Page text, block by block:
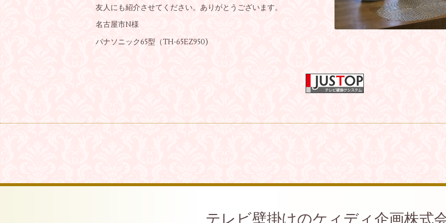
友人にも紹介させてください。ありがとうございます。
名古屋市N様
パナソニック65型（TH-65EZ950)